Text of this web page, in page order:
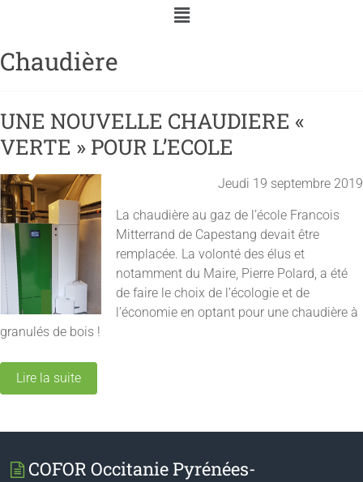
Chaudière
UNE NOUVELLE CHAUDIERE «
VERTE » POUR L’ECOLE
Jeudi 19 septembre 2019
La chaudière au gaz de l’école Francois
Mitterrand de Capestang devait être
remplacée. La volonté des élus et
notamment du Maire, Pierre Polard, a été
de faire le choix de l’écologie et de
l’économie en optant pour une chaudière à
granulés de bois !
Lire la suite
COFOR Occitanie Pyrénées-